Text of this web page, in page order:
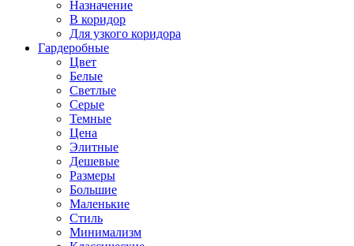
Назначение
В коридор
Для узкого коридора
Гардеробные
Цвет
Белые
Светлые
Серые
Темные
Цена
Элитные
Дешевые
Размеры
Большие
Маленькие
Стиль
Минимализм